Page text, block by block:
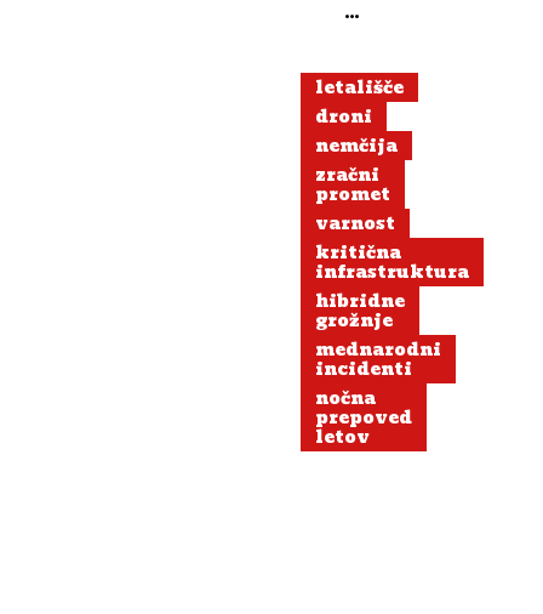
opazili
letališče
droni
nemčija
zračni
promet
varnost
kritična
infrastruktura
hibridne
grožnje
mednarodni
incidenti
nočna
prepoved
letov